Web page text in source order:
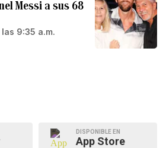
Messi a sus 68
9:35 a.m.
DISPONIBLE EN
App Store